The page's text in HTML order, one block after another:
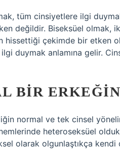
tüm cinsiyetlere ilgi
değildir. Biseksüel olmak,
hissettiği çekimde bir etken
duymak anlamına gelir.
BIR
normal ve tek cinsel
heteroseksüel
olarak olgunlaştıkça